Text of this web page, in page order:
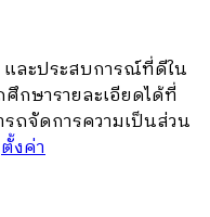
ละประสบการณ์ที่ดีใน
กษารายละเอียดได้ที่
รถจัดการความเป็นส่วน
ตั้งค่า